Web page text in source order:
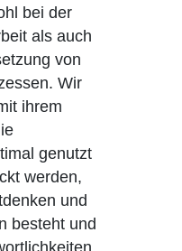
bei der
als auch
von
Wir
ihrem
genutzt
werden,
und
besteht und